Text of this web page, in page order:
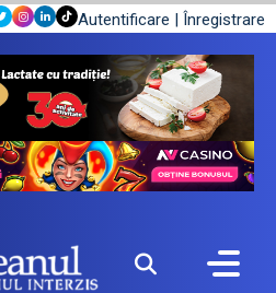
Autentificare | Înregistrare